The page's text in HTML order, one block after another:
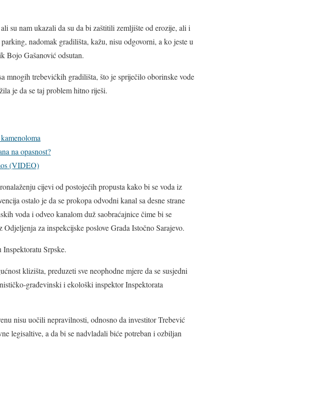
su nam ukazali da su da bi zaštitili zemljište od erozije, ali i
nadomak gradilišta, kažu, nisu odgovorni, a ko jeste u
Bojo Gašanović odsutan.
mnogih trebevićkih gradilišta, što je spriječilo oborinske vode
je da se taj problem hitno riješi.
na opasnost?
(VIDEO)
cijevi od postojećih propusta kako bi se voda iz
ostalo je da se prokopa odvodni kanal sa desne strane
voda i odveo kanalom duž saobraćajnice čime bi se
za inspekcijske poslove Grada Istočno Sarajevo.
Inspektoratu Srpske.
klizišta, preduzeti sve neophodne mjere da se susjedni
građevinski i ekološki inspektor Inspektorata
nisu uočili nepravilnosti, odnosno da investitor Trebević
legisaltive, a da bi se nadvladali biće potreban i ozbiljan